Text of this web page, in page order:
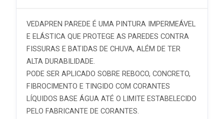
VEDAPREN PAREDE É UMA PINTURA IMPERMEÁVEL
E ELÁSTICA QUE PROTEGE AS PAREDES CONTRA
FISSURAS E BATIDAS DE CHUVA, ALÉM DE TER
ALTA DURABILIDADE.
PODE SER APLICADO SOBRE REBOCO, CONCRETO,
FIBROCIMENTO E TINGIDO COM CORANTES
LÍQUIDOS BASE ÁGUA ATÉ O LIMITE ESTABELECIDO
PELO FABRICANTE DE CORANTES.